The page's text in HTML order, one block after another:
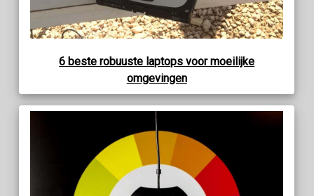
6 beste robuuste laptops voor moeilijke
omgevingen